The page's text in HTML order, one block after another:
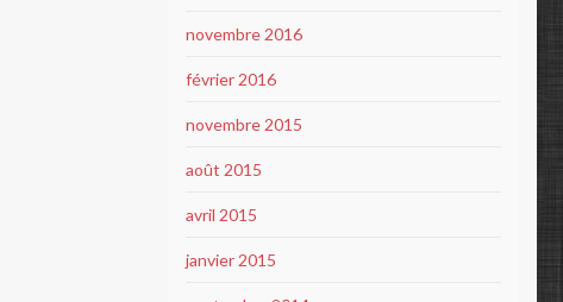
novembre 2016
février 2016
novembre 2015
août 2015
avril 2015
janvier 2015